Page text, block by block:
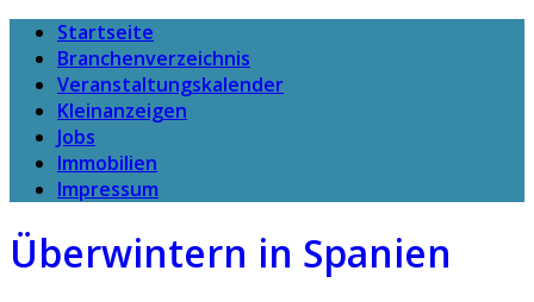
Startseite
Branchenverzeichnis
Veranstaltungskalender
Kleinanzeigen
Jobs
Immobilien
Impressum
Überwintern in Spanien